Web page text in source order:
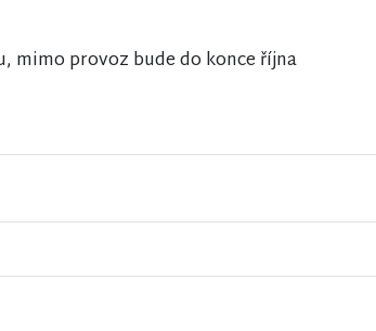
mimo provoz bude do konce října